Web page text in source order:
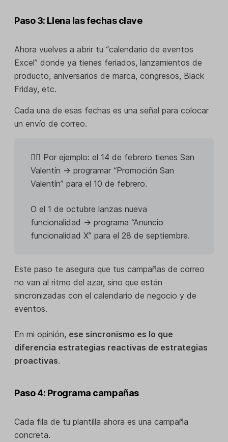
Paso 3: Llena las fechas clave
Ahora vuelves a abrir tu “calendario de eventos
Excel” donde ya tienes feriados, lanzamientos de
producto, aniversarios de marca, congresos, Black
Friday, etc.
Cada una de esas fechas es una señal para colocar
un envío de correo.
👉🏼 Por ejemplo: el 14 de febrero tienes San
Valentín → programar “Promoción San
Valentín” para el 10 de febrero.
O el 1 de octubre lanzas nueva
funcionalidad → programa “Anuncio
funcionalidad X” para el 28 de septiembre.
Este paso te asegura que tus campañas de correo
no van al ritmo del azar, sino que están
sincronizadas con el calendario de negocio y de
eventos.
En mi opinión, ese sincronismo es lo que
diferencia estrategias reactivas de estrategias
proactivas.
Paso 4: Programa campañas
Cada fila de tu plantilla ahora es una campaña
concreta.